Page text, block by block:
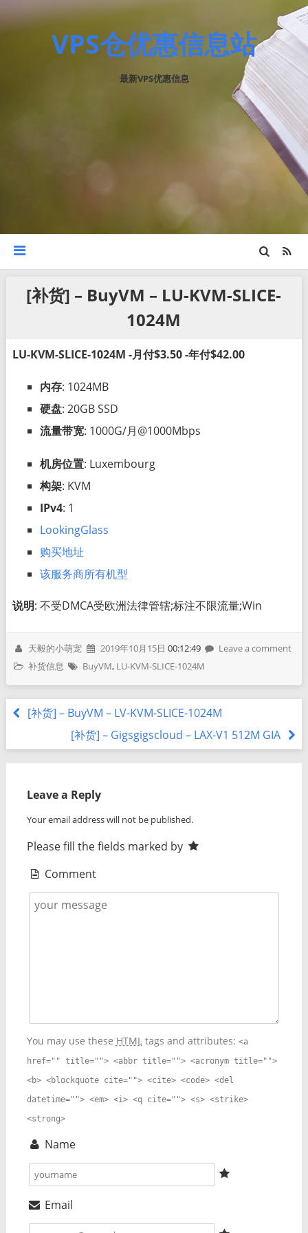
VPS仓优惠信息站
最新VPS优惠信息
[补货] – BuyVM – LU-KVM-SLICE-
1024M
LU-KVM-SLICE-1024M -月付$3.50 -年付$42.00
内存: 1024MB
硬盘: 20GB SSD
流量带宽: 1000G/月@1000Mbps
机房位置: Luxembourg
构架: KVM
IPv4: 1
LookingGlass
购买地址
该服务商所有机型
说明: 不受DMCA受欧洲法律管辖;标注不限流量;Win
天毅的小萌宠 2019年10月15日 00:12:49
Leave a comment
补货信息
BuyVM, LU-KVM-SLICE-1024M
[补货] – BuyVM – LV-KVM-SLICE-1024M
[补货] – Gigsgigscloud – LAX-V1 512M GIA
Leave a Reply
Your email address will not be published.
Please fill the fields marked by
Comment
You may use these HTMLtags and attributes: <a
href="" title=""> <abbr title=""> <acronym title="">
<b> <blockquote cite=""> <cite> <code> <del
datetime=""> <em> <i> <q cite=""> <s> <strike>
<strong>
Name
Email